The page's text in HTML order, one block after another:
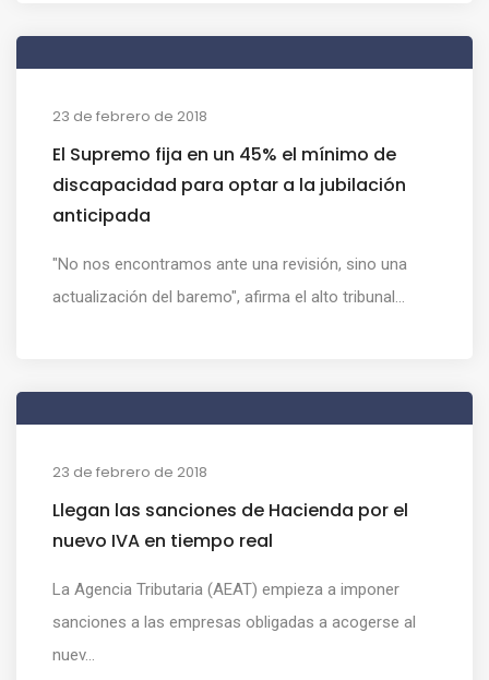
23 de febrero de 2018
El Supremo fija en un 45% el mínimo de
discapacidad para optar a la jubilación
anticipada
"No nos encontramos ante una revisión, sino una
actualización del baremo", afirma el alto tribunal...
23 de febrero de 2018
Llegan las sanciones de Hacienda por el
nuevo IVA en tiempo real
La Agencia Tributaria (AEAT) empieza a imponer
sanciones a las empresas obligadas a acogerse al
nuev...